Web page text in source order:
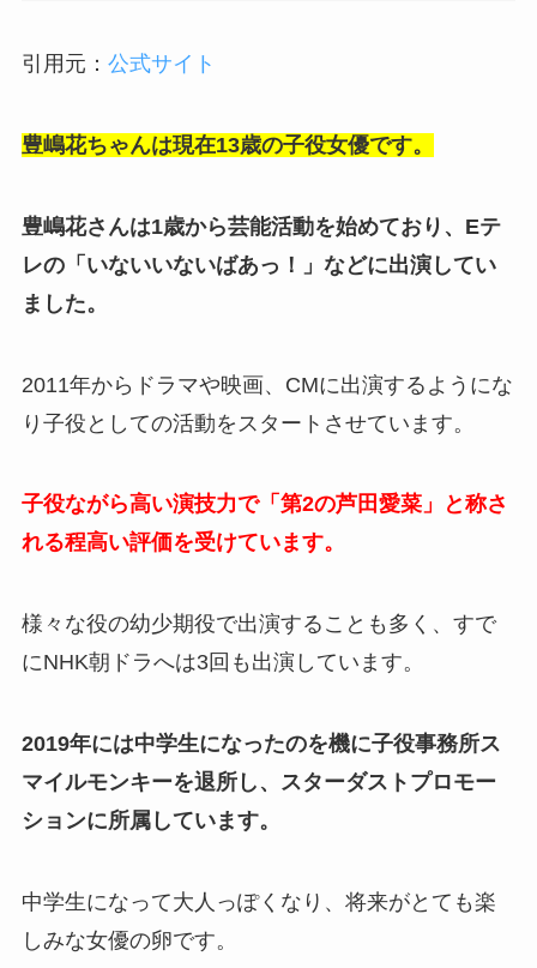
引用元： 公式サイト
豊嶋花ちゃんは現在13歳の子役女優です。
豊嶋花さんは1歳から芸能活動を始めており、Eテ
レの「いないいないばあっ！」などに出演してい
ました。
2011年からドラマや映画、CMに出演するようにな
り子役としての活動をスタートさせています。
子役ながら高い演技力で「第2の芦田愛菜」と称さ
れる程高い評価を受けています。
様々な役の幼少期役で出演することも多く、すで
にNHK朝ドラへは3回も出演しています。
2019年には中学生になったのを機に子役事務所ス
マイルモンキーを退所し、スターダストプロモー
ションに所属しています。
中学生になって大人っぽくなり、将来がとても楽
しみな女優の卵です。